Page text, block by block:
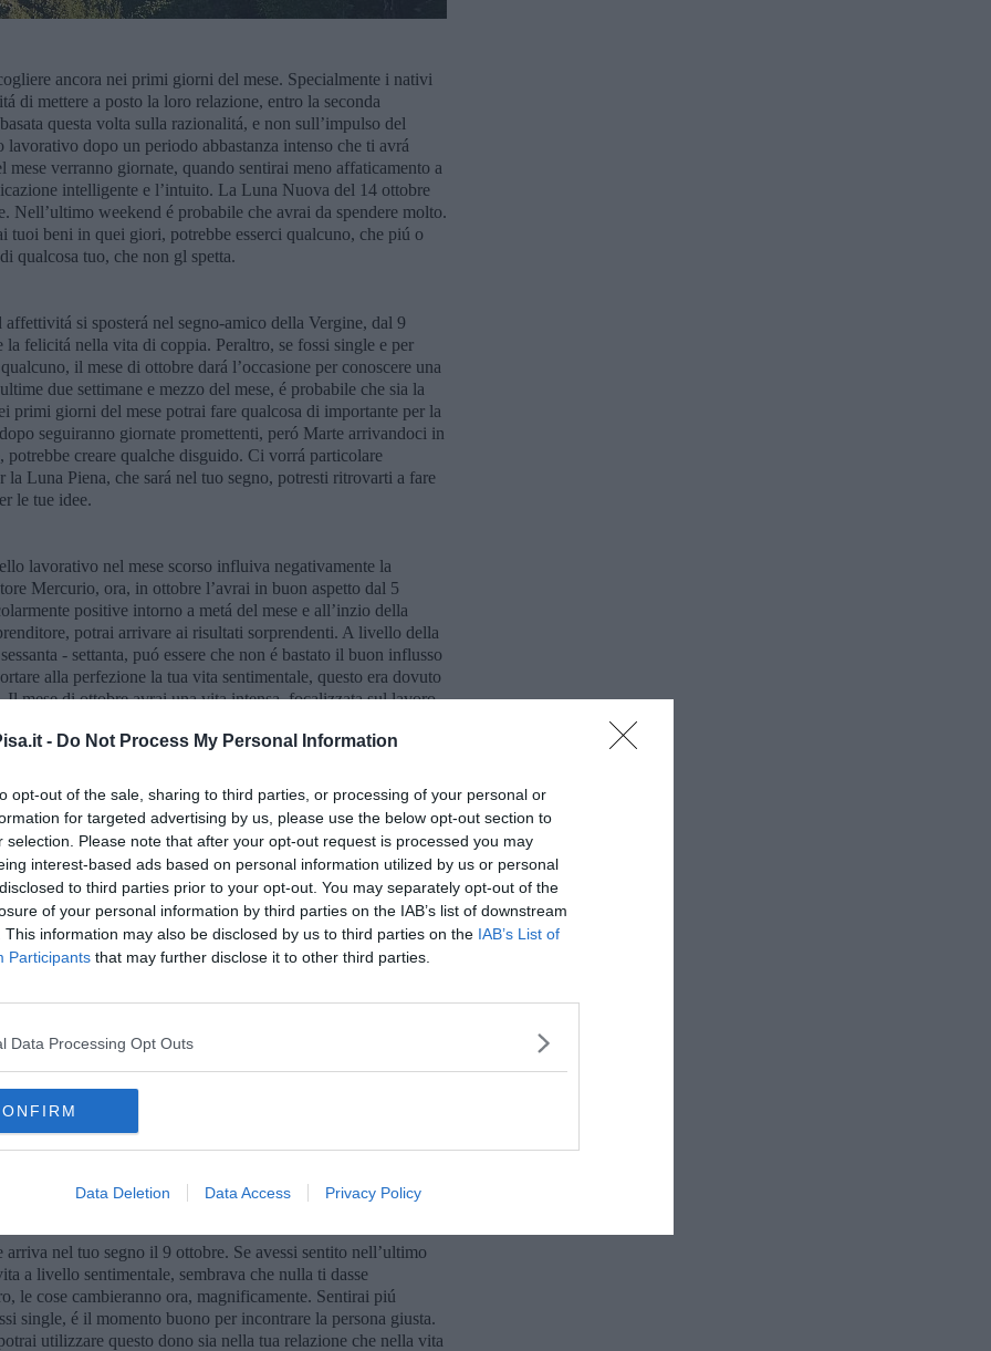
- Do Not Process My Personal Information
opt-out of the sale, sharing to third parties, or processing of your personal or
for targeted advertising by us, please use the below opt-out section to
selection. Please note that after your opt-out request is processed you may
interest-based ads based on personal information utilized by us or personal
to third parties prior to your opt-out. You may separately opt-out of the
of your personal information by third parties on the IAB’s list of downstream
This information may also be disclosed by us to third parties on the IAB’s List of
Participants that may further disclose it to other third parties.
Data Processing Opt Outs
Data Deletion Data Access Privacy Policy
ancora nei primi giorni del mese. Specialmente i nativi
di mettere a posto la loro relazione, entro la seconda
questa volta sulla razionalitá, e non sull’impulso del
dopo un periodo abbastanza intenso che ti avrá
mese verranno giornate, quando sentirai meno affaticamento a
intelligente e l’intuito. La Luna Nuova del 14 ottobre
Nell’ultimo weekend é probabile che avrai da spendere molto.
tuoi beni in quei giori, potrebbe esserci qualcuno, che piú o
qualcosa tuo, che non gl spetta.
si sposterá nel segno-amico della Vergine, dal 9
la felicitá nella vita di coppia. Peraltro, se fossi single e per
il mese di ottobre dará l’occasione per conoscere una
due settimane e mezzo del mese, é probabile che sia la
primi giorni del mese potrai fare qualcosa di importante per la
seguiranno giornate promettenti, peró Marte arrivandoci in
creare qualche disguido. Ci vorrá particolare
la Luna Piena, che sará nel tuo segno, potresti ritrovarti a fare
le tue idee.
lavorativo nel mese scorso influiva negativamente la
Mercurio, ora, in ottobre l’avrai in buon aspetto dal 5
positive intorno a metá del mese e all’inzio della
potrai arrivare ai risultati sorprendenti. A livello della
- settanta, puó essere che non é bastato il buon influsso
alla perfezione la tua vita sentimentale, questo era dovuto
mese di ottobre avrai una vita intensa, focalizzata sul lavoro,
peró sará ancora presto a dire, se si tratterá di una cosa
di novembre.
un imprenditore, i tuoi piani lavorativi riuscirai a sviluppare
Poco prima di metá mese anche Marte si metterá alla tua
un mese quando i fatti supereranno ogni tua aspettativa,
ben agevolato dalle stelle nella penultima settimana
andare tutto bene, specialmente dopo il 9 ottobre, dopo
alle tue esigenze per crearti piú serenitá famigliare e
dopo questa data, con tanta velocitá ed é molto
indulgente, valuta tu, se avrai la forza e la voglia di gestirlo.
via Venere dal tuo segno, dopo 4 mesi di permanenza.
in buon aspetto, tra l’altro Marte, che nella prima metá del
che sará in buon aspetto dalla metá della prima settimana
del mese, potrai portare ad un livello superiore la tua
con i pagamenti dei tuoi clienti, se hai un’azienda.
economico. La Luna Nuova del 14 ottobre potrebbe
un po’ piú tesa, per qualche pianeta in posizione di
nel tuo segno il 9 ottobre. Se avessi sentito nell’ultimo
a livello sentimentale, sembrava che nulla ti dasse
le cose cambieranno ora, magnificamente. Sentirai piú
single, é il momento buono per incontrare la persona giusta.
utilizzare questo dono sia nella tua relazione che nella vita